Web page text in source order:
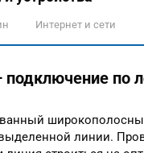
Интернет и сети
подключение по
линии.